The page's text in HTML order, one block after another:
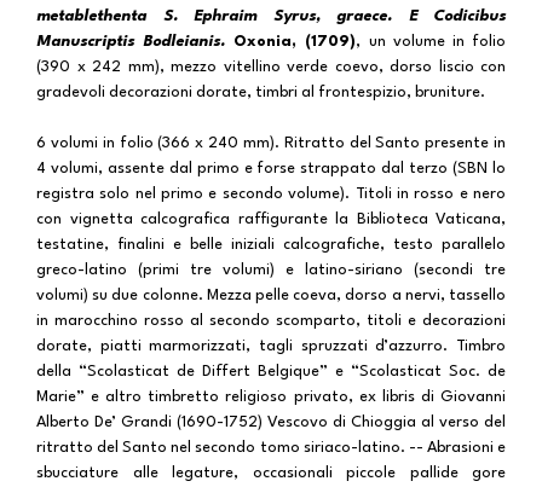
metablethenta S. Ephraim Syrus, graece. E Codicibus
Manuscriptis Bodleianis. Oxonia, (1709), un volume in folio
(390 x 242 mm), mezzo vitellino verde coevo, dorso liscio con
gradevoli decorazioni dorate, timbri al frontespizio, bruniture.
6 volumi in folio (366 x 240 mm). Ritratto del Santo presente in
4 volumi, assente dal primo e forse strappato dal terzo (SBN lo
registra solo nel primo e secondo volume). Titoli in rosso e nero
con vignetta calcografica raffigurante la Biblioteca Vaticana,
testatine, finalini e belle iniziali calcografiche, testo parallelo
greco-latino (primi tre volumi) e latino-siriano (secondi tre
volumi) su due colonne. Mezza pelle coeva, dorso a nervi, tassello
in marocchino rosso al secondo scomparto, titoli e decorazioni
dorate, piatti marmorizzati, tagli spruzzati d’azzurro. Timbro
della “Scolasticat de Differt Belgique” e “Scolasticat Soc. de
Marie” e altro timbretto religioso privato, ex libris di Giovanni
Alberto De’ Grandi (1690-1752) Vescovo di Chioggia al verso del
ritratto del Santo nel secondo tomo siriaco-latino. -- Abrasioni e
sbucciature alle legature, occasionali piccole pallide gore